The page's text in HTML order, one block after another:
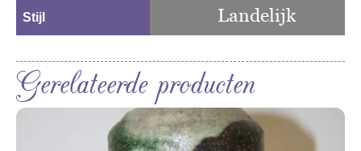
Stijl Landelijk
Gerelateerde producten